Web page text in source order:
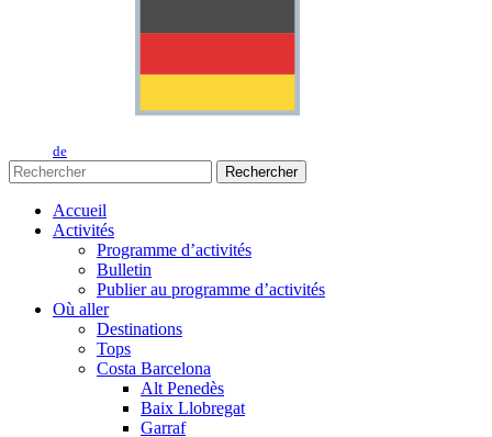
de
Rechercher
Accueil
Activités
Programme d’activités
Bulletin
Publier au programme d’activités
Où aller
Destinations
Tops
Costa Barcelona
Alt Penedès
Baix Llobregat
Garraf